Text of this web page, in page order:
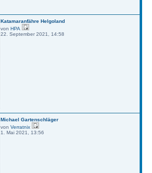
Katamaranfähre Helgoland
von HPA
22. September 2021, 14:58
Michael Gartenschläger
von Verratnix
1. Mai 2021, 13:56